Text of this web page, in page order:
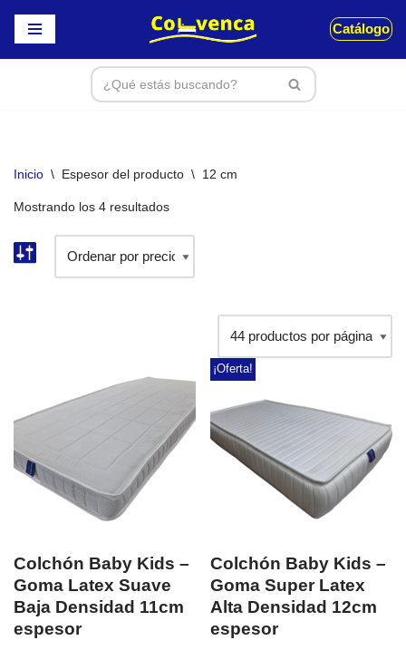
Saltar
Catálogo
Inicio \ Espesor del producto \ 12 cm
Mostrando los 4 resultados
Colchón Baby Kids –
Goma Latex Suave
Baja Densidad 11cm
espesor
¡Oferta!
Colchón Baby Kids –
Goma Super Latex
Alta Densidad 12cm
espesor